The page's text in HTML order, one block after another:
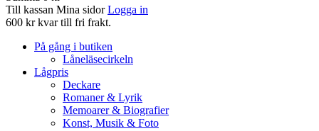
Till kassan Mina sidor Logga in
600 kr kvar till fri frakt.
På gång i butiken
Låneläsecirkeln
Lågpris
Deckare
Romaner & Lyrik
Memoarer & Biografier
Konst, Musik & Foto